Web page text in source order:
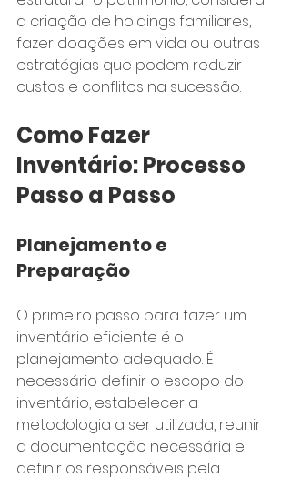
a criação de holdings familiares,
fazer doações em vida ou outras
estratégias que podem reduzir
custos e conflitos na sucessão.
Como Fazer
Inventário: Processo
Passo a Passo
Planejamento e
Preparação
O primeiro passo para fazer um
inventário eficiente é o
planejamento adequado. É
necessário definir o escopo do
inventário, estabelecer a
metodologia a ser utilizada, reunir
a documentação necessária e
definir os responsáveis pela